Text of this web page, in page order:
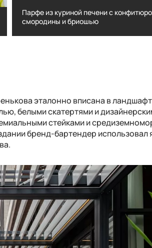
Парфе из куриной печени с
смородины и бриошью
эталонно вписана в
, белыми скатертями и
стейками и
бренд-бартендер